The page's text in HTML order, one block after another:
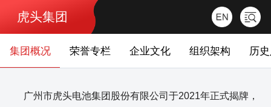
虎头集团
集团概况 荣誉专栏 企业文化 组织架构 历
广州市虎头电池集团股份有限公司于2021年正式揭牌，